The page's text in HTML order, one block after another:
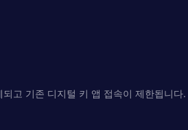
고 기존 디지털 키 앱 접속이 제한됩니다.